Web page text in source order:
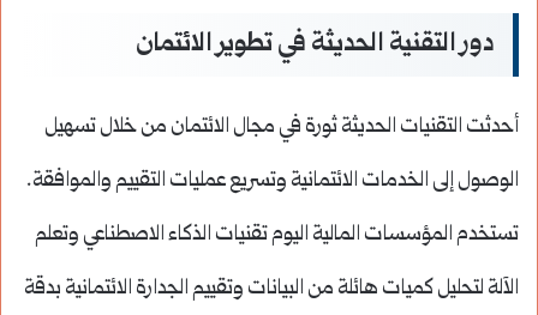
دور التقنية الحديثة في تطوير الائتمان
أحدثت التقنيات الحديثة ثورة في مجال الائتمان من خلال تسهيل
الوصول إلى الخدمات الائتمانية وتسريع عمليات التقييم والموافقة.
تستخدم المؤسسات المالية اليوم تقنيات الذكاء الاصطناعي وتعلم
الآلة لتحليل كميات هائلة من البيانات وتقييم الجدارة الائتمانية بدقة